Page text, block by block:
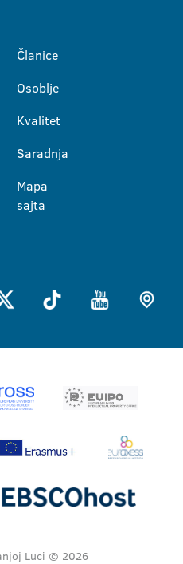
Članice
Osoblje
Kvalitet
Saradnja
Mapa
sajta
Luci © 2026